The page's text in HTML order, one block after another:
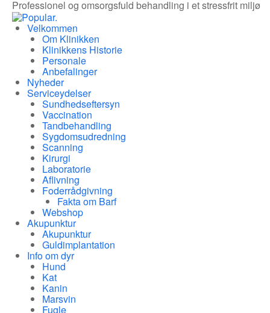
Professionel og omsorgsfuld behandling i et stressfrit miljø
Velkommen
Om Klinikken
Klinikkens Historie
Personale
Anbefalinger
Nyheder
Serviceydelser
Sundhedseftersyn
Vaccination
Tandbehandling
Sygdomsudredning
Scanning
Kirurgi
Laboratorie
Aflivning
Foderrådgivning
Fakta om Barf
Webshop
Akupunktur
Akupunktur
Guldimplantation
Info om dyr
Hund
Kat
Kanin
Marsvin
Fugle